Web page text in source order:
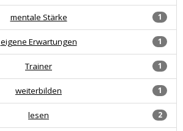
1
mentale Stärke
1
eigene Erwartungen
1
Trainer
1
weiterbilden
2
lesen